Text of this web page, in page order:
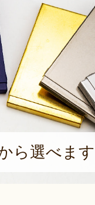
ら選べます